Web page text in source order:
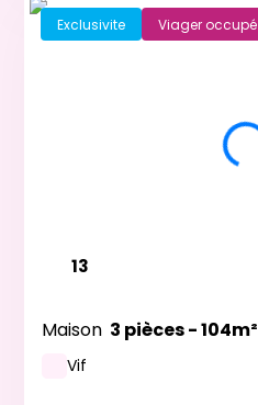
Exclusivite Viager occupé
13
Maison 3 pièces - 104m²
Vif